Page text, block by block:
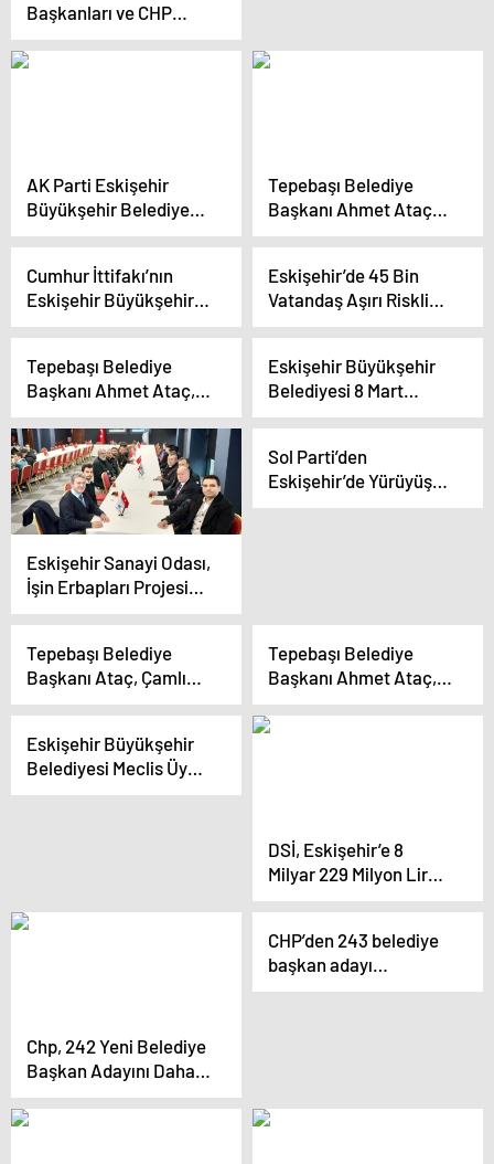
Başkanları ve CHP
Adayı Esnaf ve
Sanayicilerle Buluştu
AK Parti Eskişehir
Büyükşehir Belediye
Başkan Adayı Nebi
Esnafla Buluşuyor
Tepebaşı Belediye
Başkanı Ahmet Ataç
ve CHP Eskişehir
Başkan Adayı Ayşe
Ünlüce, EYBİLDER’i
ziyaret etti
Cumhur İttifakı’nın
Eskişehir Büyükşehir
Belediye Başkan adayı
projelerini açıkladı
Eskişehir’de 45 Bin
Vatandaş Aşırı Riskli
Binalarda Oturuyor
Tepebaşı Belediye
Başkanı Ahmet Ataç,
Eskişehir’deki
Fabrikaları Ziyaret Etti
Eskişehir Büyükşehir
Belediyesi 8 Mart
etkinlikleri
Eskişehir Sanayi Odası,
İşin Erbapları Projesi
kapsamında teknik
Sol Parti’den
Eskişehir’de Yürüyüş:
“Hilafet Çağrılarına,
Yürüyeceğiz”
Tepebaşı Belediye
Başkanı Ataç, Çamlıca
Mahallesi Seçim
Tepebaşı Belediye
Başkanı Ahmet Ataç,
Muttalip Mahallesi’nde
seçim iletişim
Eskişehir Büyükşehir
Belediyesi Meclis Üyesi
Mustafa Önder Son
DSİ, Eskişehir’e 8
Milyar 229 Milyon Lira
Değerinde 109 Tesis
Chp, 242 Yeni Belediye
Başkan Adayını Daha
Belirledi.
CHP’den 243 belediye
başkan adayı
açıklaması